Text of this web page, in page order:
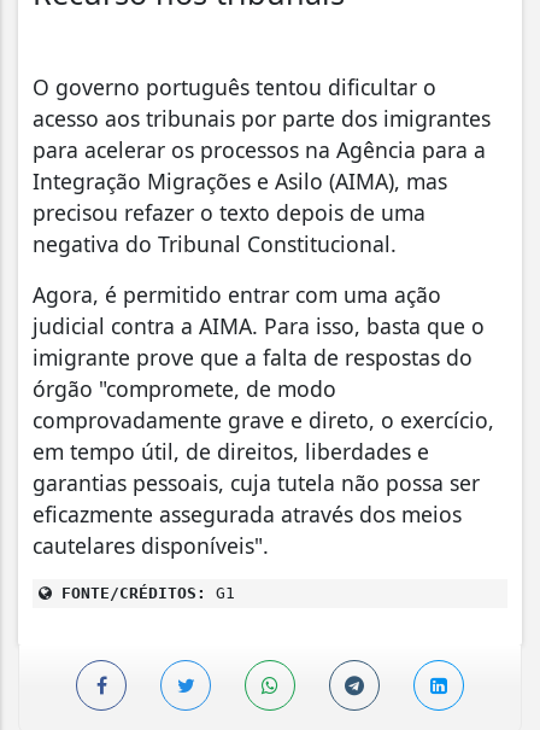
O governo português tentou dificultar o
acesso aos tribunais por parte dos imigrantes
para acelerar os processos na Agência para a
Integração Migrações e Asilo (AIMA), mas
precisou refazer o texto depois de uma
negativa do Tribunal Constitucional.
Agora, é permitido entrar com uma ação
judicial contra a AIMA. Para isso, basta que o
imigrante prove que a falta de respostas do
órgão "compromete, de modo
comprovadamente grave e direto, o exercício,
em tempo útil, de direitos, liberdades e
garantias pessoais, cuja tutela não possa ser
eficazmente assegurada através dos meios
cautelares disponíveis".
FONTE/CRÉDITOS: G1